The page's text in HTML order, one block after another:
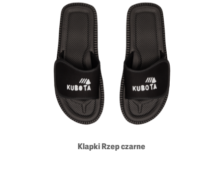
Klapki Rzep czarne